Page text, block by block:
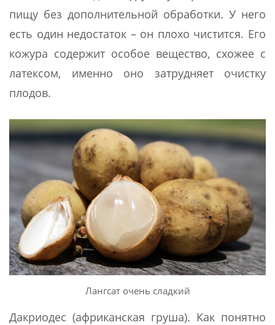
пищу без дополнительной обработки. У него
есть один недостаток – он плохо чистится. Его
кожура содержит особое вещество, схожее с
латексом, именно оно затрудняет очистку
плодов.
Лангсат очень сладкий
Дакриодес (африканская груша). Как понятно